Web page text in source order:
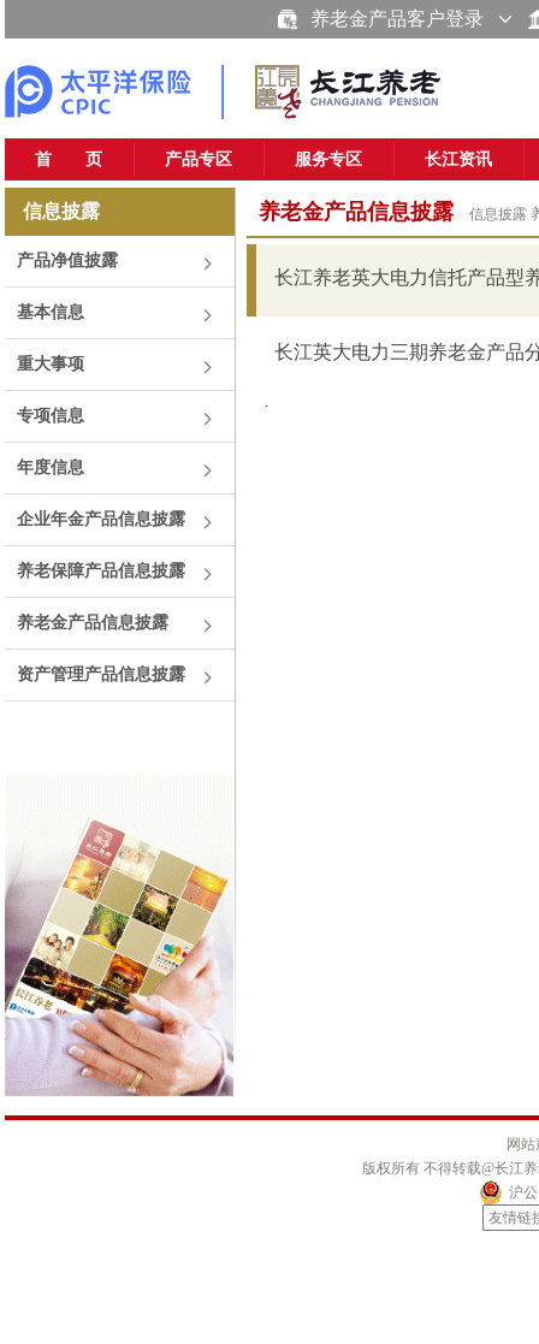
养老金产品客户登录
首 页 产品专区 服务专区 长江资讯
信息披露
产品净值披露
基本信息
重大事项
专项信息
年度信息
企业年金产品信息披露
养老保障产品信息披露
养老金产品信息披露
资产管理产品信息披露
养老金产品信息披露 信息披露
长江养老英大电力信托产品型
长江英大电力三期养老金产品
.
网
版权所有 不得转载@长江
沪公